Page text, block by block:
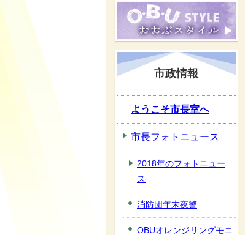
市政情報
ようこそ市長室へ
市長フォトニュース
2018年のフォトニュー
ス
消防団年末夜警
OBUオレンジリングモニ